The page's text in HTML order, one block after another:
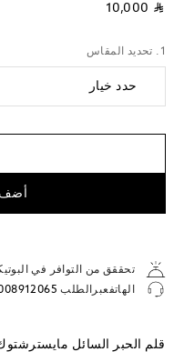
⃁ 10,000
1. تحديد المقاس
حدد خيار
أضف
تحققق من التوافر في
الهاتفعبرالطلب
قلم الحبر السائل